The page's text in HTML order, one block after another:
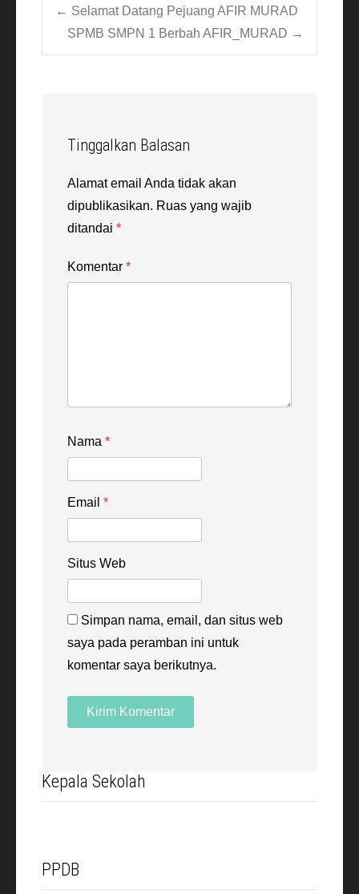
Post
← Selamat Datang Pejuang AFIR MURAD
SPMB SMPN 1 Berbah AFIR_MURAD →
Tinggalkan Balasan
Alamat email Anda tidak akan
dipublikasikan. Ruas yang wajib
ditandai *
Komentar *
Nama *
Email *
Situs Web
Simpan nama, email, dan situs web
saya pada peramban ini untuk
komentar saya berikutnya.
Kepala Sekolah
PPDB